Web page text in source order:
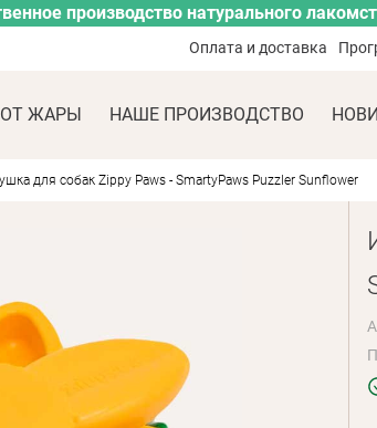
производство натурального
Оплата и доставка
ОТ ЖАРЫ НАШЕ ПРОИЗВОДСТВО
для собак Zippy Paws - SmartyPaws Puzzler Sunflower